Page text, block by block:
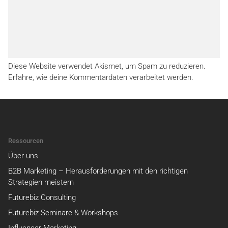
Diese Website verwendet Akismet, um Spam zu reduzieren.
Erfahre, wie deine Kommentardaten verarbeitet werden.
Ressourcen
Über uns
B2B Marketing – Herausforderungen mit den richtigen
Strategien meistern
Futurebiz Consulting
Futurebiz Seminare & Workshops